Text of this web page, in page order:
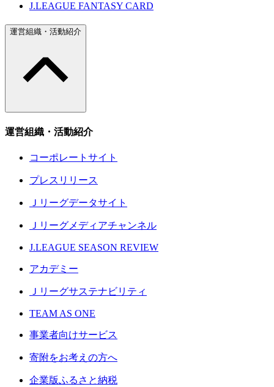
J.LEAGUE FANTASY CARD
運営組織・活動紹介
運営組織・活動紹介
コーポレートサイト
プレスリリース
Ｊリーグデータサイト
Ｊリーグメディアチャンネル
J.LEAGUE SEASON REVIEW
アカデミー
Ｊリーグサステナビリティ
TEAM AS ONE
事業者向けサービス
寄附をお考えの方へ
企業版ふるさと納税